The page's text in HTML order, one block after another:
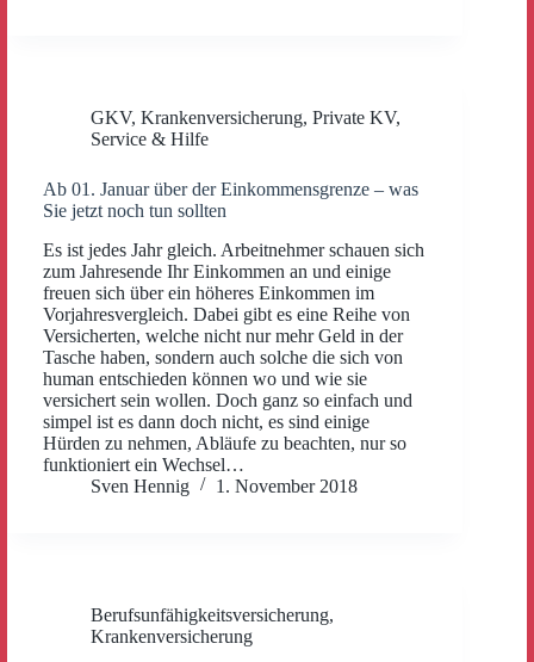
GKV, Krankenversicherung, Private KV,
Service & Hilfe
Ab 01. Januar über der Einkommensgrenze – was
Sie jetzt noch tun sollten
Es ist jedes Jahr gleich. Arbeitnehmer schauen sich
zum Jahresende Ihr Einkommen an und einige
freuen sich über ein höheres Einkommen im
Vorjahresvergleich. Dabei gibt es eine Reihe von
Versicherten, welche nicht nur mehr Geld in der
Tasche haben, sondern auch solche die sich von
human entschieden können wo und wie sie
versichert sein wollen. Doch ganz so einfach und
simpel ist es dann doch nicht, es sind einige
Hürden zu nehmen, Abläufe zu beachten, nur so
funktioniert ein Wechsel…
Sven Hennig
1. November 2018
Berufsunfähigkeitsversicherung,
Krankenversicherung